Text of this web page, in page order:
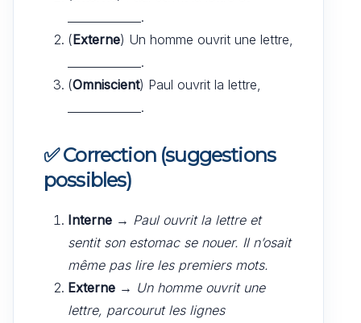
_____________.
(Externe) Un homme ouvrit une lettre,
_____________.
(Omniscient) Paul ouvrit la lettre,
_____________.
✅Correction (suggestions
possibles)
Interne → Paul ouvrit la lettre et
sentit son estomac se nouer. Il n’osait
même pas lire les premiers mots.
Externe → Un homme ouvrit une
lettre, parcourut les lignes